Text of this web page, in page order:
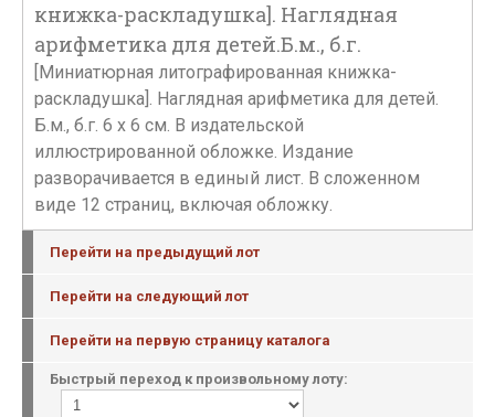
книжка-раскладушка]. Наглядная
арифметика для детей.Б.м., б.г.
[Миниатюрная литографированная книжка-
раскладушка]. Наглядная арифметика для детей.
Б.м., б.г. 6 х 6 см. В издательской
иллюстрированной обложке. Издание
разворачивается в единый лист. В сложенном
виде 12 страниц, включая обложку.
Перейти на предыдущий лот
Перейти на следующий лот
Перейти на первую страницу каталога
Быстрый переход к произвольному лоту: